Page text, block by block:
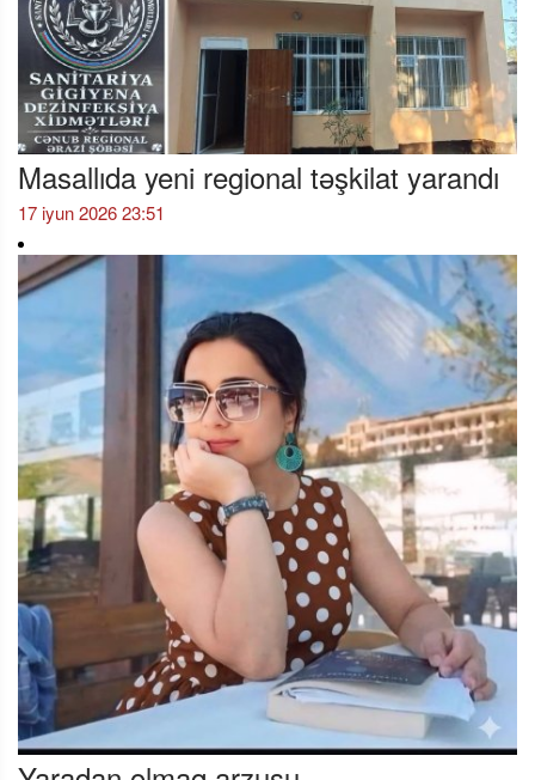
Masallıda yeni regional təşkilat yarandı
17 iyun 2026 23:51